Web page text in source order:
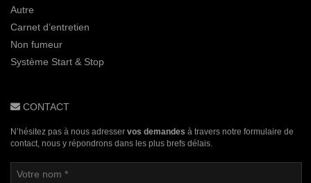
Autre
Carnet d’entretien
Non fumeur
Système Start & Stop
CONTACT
N’hésitez pas à nous adresser vos demandes à travers notre formulaire de
contact, nous y répondrons dans les plus brefs délais.